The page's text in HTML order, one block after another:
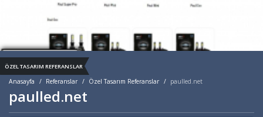
Anasayfa Referanslar Özel Tasarım Referanslar paulled.net
paulled.net
ÖZEL TASARIM REFERANSLAR